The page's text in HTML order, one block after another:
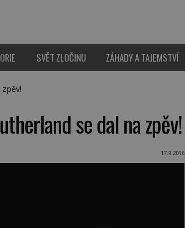
SVĚT ZLOČINU ZÁHADY A TAJEMSTVÍ
se dal na zpěv!
17.9.2016